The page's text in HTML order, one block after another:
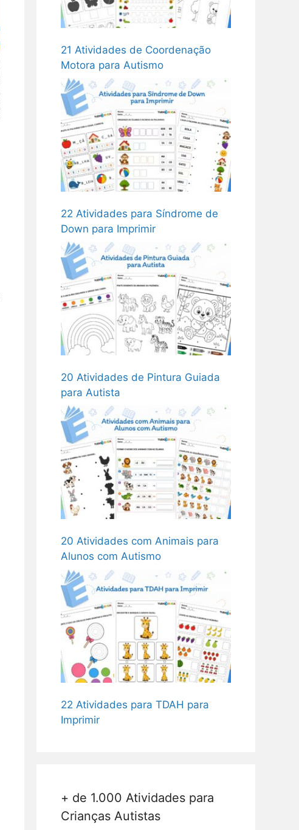
21 Atividades de Coordenação
Motora para Autismo
22 Atividades para Síndrome de
Down para Imprimir
20 Atividades de Pintura Guiada
para Autista
20 Atividades com Animais para
Alunos com Autismo
22 Atividades para TDAH para
Imprimir
+ de 1.000 Atividades para
Crianças Autistas